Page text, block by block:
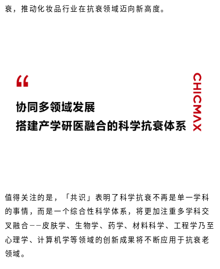
衰，推动化妆品行业在抗衰领域迈向新高度。
值得关注的是，「共识」表明了科学抗衰不再是单一学科
的事情，而是一个综合性科学体系，将更加注重多学科交
叉融合——皮肤学、生物学、药学、材料科学、工程学乃至
心理学、计算机学等领域的创新成果将不断应用于抗衰老
领域。